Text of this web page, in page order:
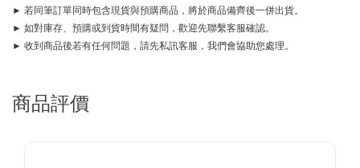
► 若同筆訂單同時包含現貨與預購商品，將於商品備齊後一併出貨。
► 如對庫存、預購或到貨時間有疑問，歡迎先聯繫客服確認。
► 收到商品後若有任何問題，請先私訊客服，我們會協助您處理。
商品評價